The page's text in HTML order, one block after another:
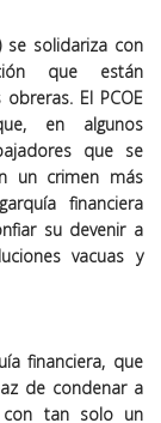
se solidariza con
que están
obreras. El PCOE
, en algunos
que se
un crimen más
financiera
su devenir a
vacuas y
financiera, que
de condenar a
con tan solo un